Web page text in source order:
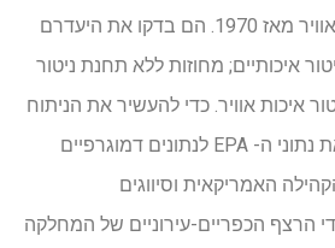
מדיניות לניטור באיכות האוויר מאז 1970. הם בדקו את היעדרם
איכותיים; מחוזות ללא תחנת ניטור
איכות אוויר. כדי להעשיר את הניתוח
שלהם, החוקרים קישרו את נתוני ה- EPA לנתונים דמוגרפיים
האמריקאית וסיווגים
הרצף הכפריים-עירוניים של המחלקה